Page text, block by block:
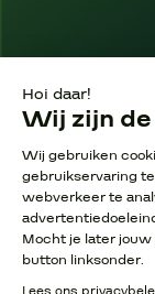
Pagina’s
Disclaimer